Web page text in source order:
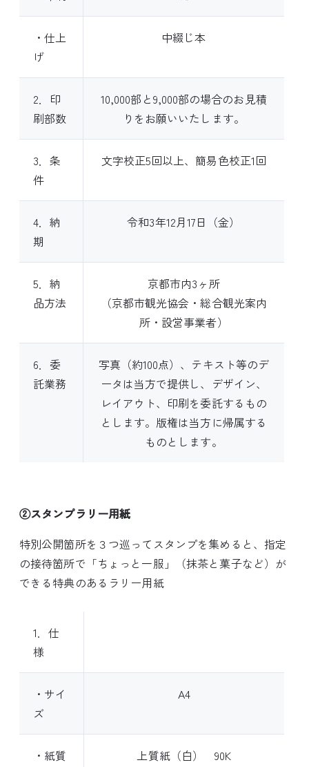
・仕上
げ
中綴じ本
2．印
刷部数
10,000部と9,000部の場合のお見積
りをお願いいたします。
3．条
件
文字校正5回以上、簡易色校正1回
4．納
期
令和3年12月17日（金）
5．納
品方法
京都市内3ヶ所
（京都市観光協会・総合観光案内
所・設営事業者）
6．委
託業務
写真（約100点）、テキスト等のデ
ータは当方で提供し、デザイン、
レイアウト、印刷を委託するもの
とします。版権は当方に帰属する
ものとします。
②スタンプラリー用紙
特別公開箇所を３つ巡ってスタンプを集めると、指定
の接待箇所で「ちょっと一服」（抹茶と菓子など）が
できる特典のあるラリー用紙
1．仕
様
・サイ
ズ
A4
・紙質 上質紙（白） 90K